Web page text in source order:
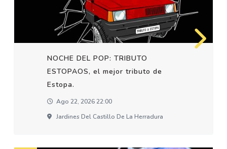
NOCHE DEL POP: TRIBUTO
ESTOPAOS, el mejor tributo de
Estopa.
Ago 22, 2026 22:00
Jardines Del Castillo De La Herradura